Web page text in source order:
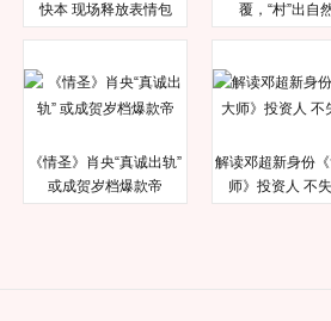
快本 现场释放表情包
覆，“村”出自
《情圣》肖央“真诚出轨”
或成贺岁档爆款帝
解读邓超新身份
师》投资人 不